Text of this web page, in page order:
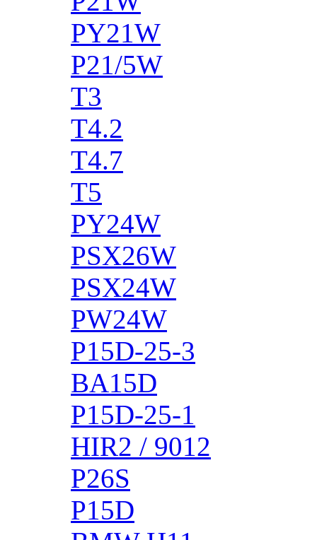
PY21W
P21/5W
T3
T4.2
T4.7
T5
PY24W
PSX26W
PSX24W
PW24W
P15D-25-3
BA15D
P15D-25-1
HIR2 / 9012
P26S
P15D